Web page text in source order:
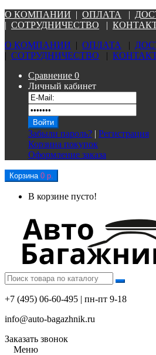
О КОМПАНИИ | ОПЛАТА | Д
| СОТРУДНИЧЕСТВО |
О КОМПАНИИ | ОПЛАТА | Д
| СОТРУДНИЧЕСТВО |
Сравнение 0
Личный кабинет
Забыли пароль? | Регистрация
Корзина покупок
Оформление заказа
Корзина 0 р.
В корзине пусто!
+7 (495) 06-60-495 | пн-пт 9-18
info@auto-bagazhnik.ru
Заказать звонок
Меню